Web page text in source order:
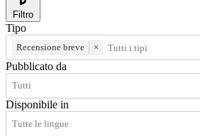
Filtro
Tipo
Recensione breve ×
Pubblicato da
Disponibile in